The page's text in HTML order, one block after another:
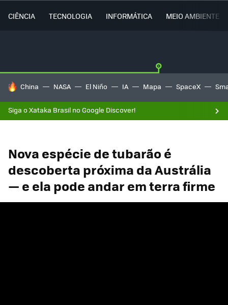
CIÊNCIA TECNOLOGIA INFORMÁTICA MEIO AMBIENTE
TENDÊNCIAS DO DIA
China NASA El Niño IA Mapa SpaceX
Siga o Xataka Brasil no Google Discover!
Nova espécie de tubarão é
descoberta próxima da Austrália
— e ela pode andar em terra firme